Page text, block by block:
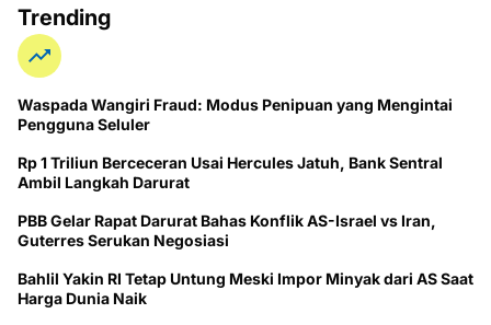
Trending
Waspada Wangiri Fraud: Modus Penipuan yang Mengintai
Pengguna Seluler
Rp 1 Triliun Berceceran Usai Hercules Jatuh, Bank Sentral
Ambil Langkah Darurat
PBB Gelar Rapat Darurat Bahas Konflik AS-Israel vs Iran,
Guterres Serukan Negosiasi
Bahlil Yakin RI Tetap Untung Meski Impor Minyak dari AS Saat
Harga Dunia Naik